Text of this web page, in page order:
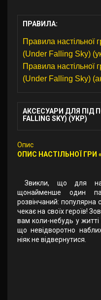
ПРАВИЛА:
Правила
(Under Falling Sky)
Правила
(Under Falling Sky)
АКСЕСУАРИ ДЛЯ ПІД
FALLING SKY) (УКР)
Опис
ОПИС НАСТІЛЬНОЇ ГРИ
Звикли, що для
щонайменше один
розвінчаний: популярна
чекає на своїх героїв!
вам коли-небудь у житті
що невідворотно
ніяк не відвернутися.